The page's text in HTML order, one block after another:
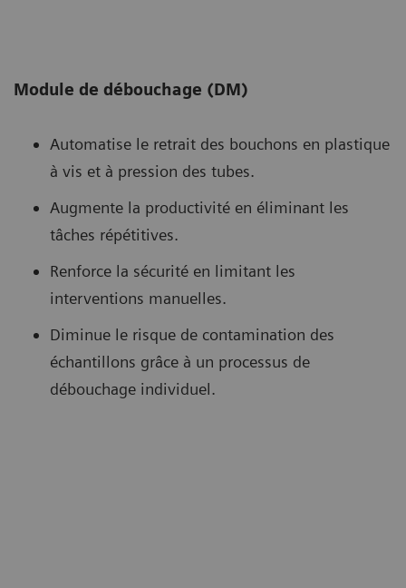
Module de débouchage (DM)
Automatise le retrait des bouchons en plastique
à vis et à pression des tubes.
Augmente la productivité en éliminant les
tâches répétitives.
Renforce la sécurité en limitant les
interventions manuelles.
Diminue le risque de contamination des
échantillons grâce à un processus de
débouchage individuel.